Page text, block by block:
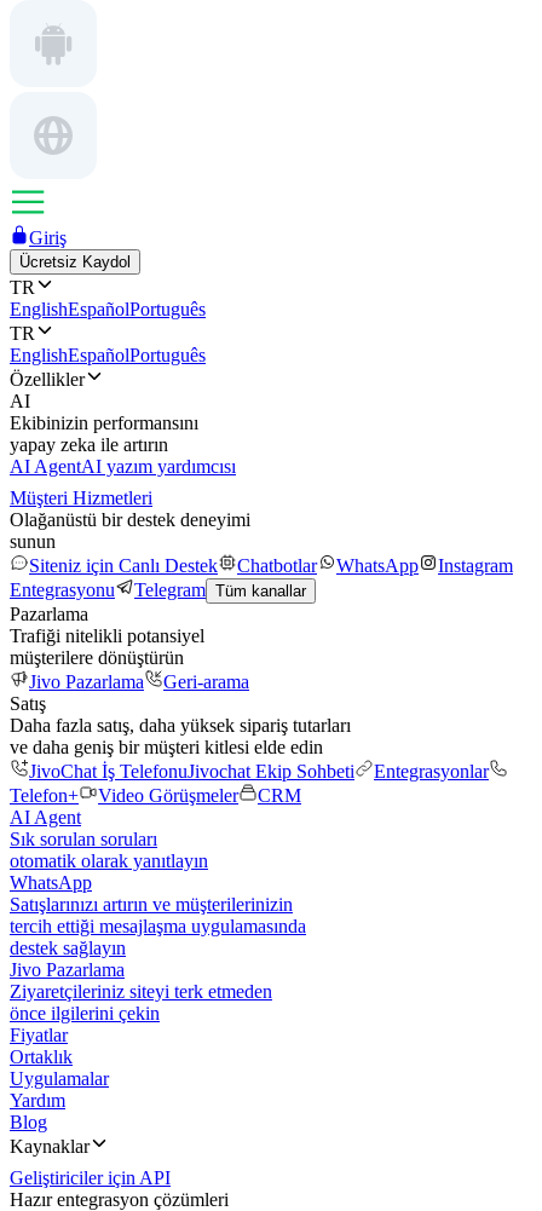
Giriş
Ücretsiz Kaydol
TR
EnglishEspañolPortuguês
TR
EnglishEspañolPortuguês
Özellikler
AI
Ekibinizin performansını
yapay zeka ile artırın
AI AgentAI yazım yardımcısı
Müşteri Hizmetleri
Olağanüstü bir destek deneyimi
sunun
Siteniz için Canlı Destek
Chatbotlar WhatsApp
Instagram
Entegrasyonu
Telegram Tüm kanallar
Pazarlama
Trafiği nitelikli potansiyel
müşterilere dönüştürün
Jivo Pazarlama
Geri-arama
Satış
Daha fazla satış, daha yüksek sipariş tutarları
ve daha geniş bir müşteri kitlesi elde edin
JivoChat İş TelefonuJivochat Ekip Sohbeti
Entegrasyonlar
Telefon+
Video Görüşmeler
CRM
AI Agent
Sık sorulan soruları
otomatik olarak yanıtlayın
WhatsApp
Satışlarınızı artırın ve müşterilerinizin
tercih ettiği mesajlaşma uygulamasında
destek sağlayın
Jivo Pazarlama
Ziyaretçileriniz siteyi terk etmeden
önce ilgilerini çekin
Fiyatlar
Ortaklık
Uygulamalar
Yardım
Blog
Kaynaklar
Geliştiriciler için API
Hazır entegrasyon çözümleri